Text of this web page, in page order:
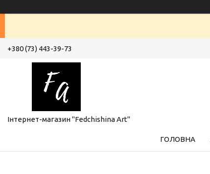
+380 (73) 443-39-73
Інтернет-магазин "Fedchishina Art"
ГОЛОВНА